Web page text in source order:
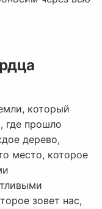
который
где прошло
дерево,
место, которое
зовет нас,